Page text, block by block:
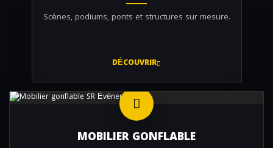
Scènes, podiums, ponts et structures sur mesure.
DÉCOUVRIR
MOBILIER GONFLABLE